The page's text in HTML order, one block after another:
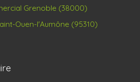
Grenoble (38000)
Ouen-l'Aumône (95310)